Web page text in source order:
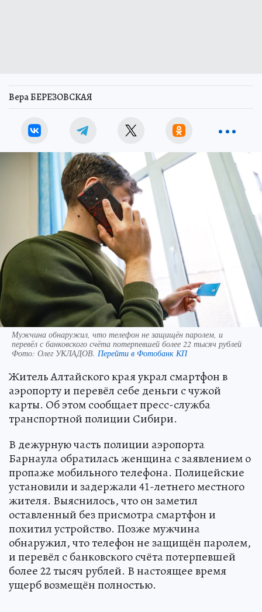
Вера БЕРЕЗОВСКАЯ
Мужчина обнаружил, что телефон не защищён паролем, и
перевёл с банковского счёта потерпевшей более 22 тысяч рублей
Фото: Олег УКЛАДОВ. Перейти в Фотобанк КП
Житель Алтайского края украл смартфон в
аэропорту и перевёл себе деньги с чужой
карты. Об этом сообщает пресс-служба
транспортной полиции Сибири.
В дежурную часть полиции аэропорта
Барнаула обратилась женщина с заявлением о
пропаже мобильного телефона. Полицейские
установили и задержали 41-летнего местного
жителя. Выяснилось, что он заметил
оставленный без присмотра смартфон и
похитил устройство. Позже мужчина
обнаружил, что телефон не защищён паролем,
и перевёл с банковского счёта потерпевшей
более 22 тысяч рублей. В настоящее время
ущерб возмещён полностью.